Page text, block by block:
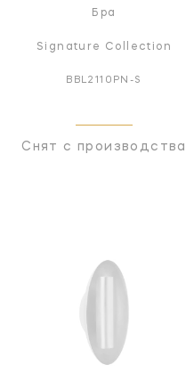
Бра
Signature Collection
BBL2110PN-S
Снят с производства